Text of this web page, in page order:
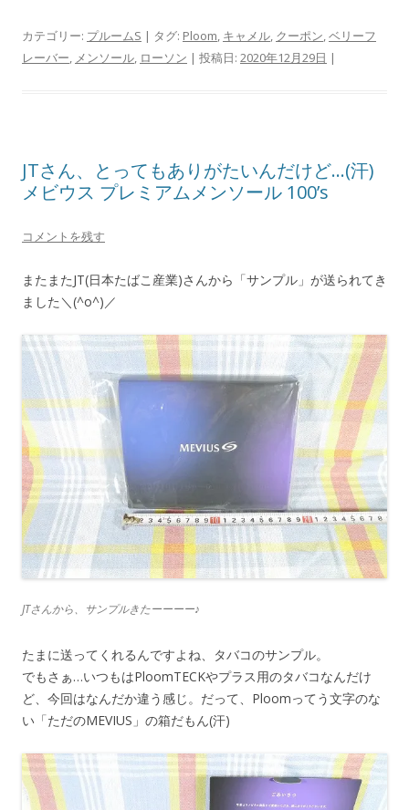
カテゴリー: プルームS | タグ: Ploom, キャメル, クーポン,ベリーフ
レーバー, メンソール, ローソン | 投稿日: 2020年12月29日 |
JTさん、とってもありがたいんだけど…(汗)
メビウス プレミアムメンソール 100’s
コメントを残す
またまたJT(日本たばこ産業)さんから「サンプル」が送られてき
ました＼(^o^)／
JTさんから、サンプルきたーーーー♪
たまに送ってくれるんですよね、タバコのサンプル。
でもさぁ…いつもはPloomTECKやプラス用のタバコなんだけ
ど、今回はなんだか違う感じ。だって、Ploomってう文字のな
い「ただのMEVIUS」の箱だもん(汗)